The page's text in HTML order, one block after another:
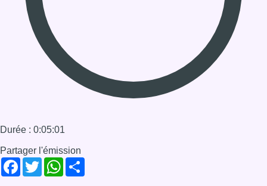
Durée : 0:05:01
Partager l'émission
Facebook
TwitterWhatsApp